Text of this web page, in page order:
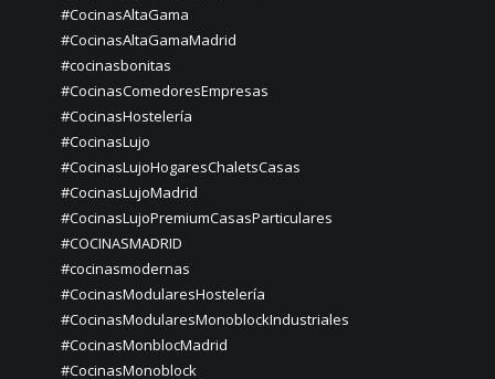
#CocinasAltaGama
#CocinasAltaGamaMadrid
#cocinasbonitas
#CocinasComedoresEmpresas
#CocinasHostelería
#CocinasLujo
#CocinasLujoHogaresChaletsCasas
#CocinasLujoMadrid
#CocinasLujoPremiumCasasParticulares
#COCINASMADRID
#cocinasmodernas
#CocinasModularesHostelería
#CocinasModularesMonoblockIndustriales
#CocinasMonblocMadrid
#CocinasMonoblock